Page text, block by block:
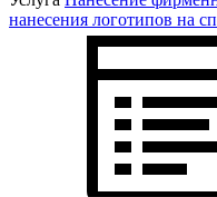
нанесения логотипов на